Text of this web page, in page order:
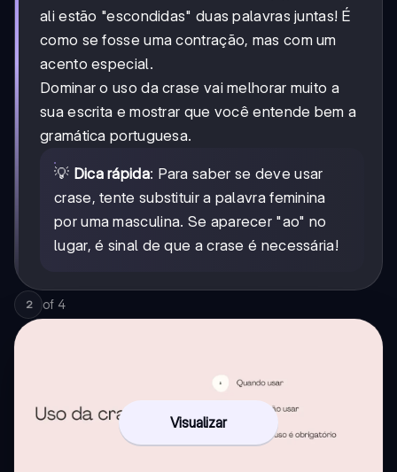
ali estão "escondidas" duas palavras juntas! É
como se fosse uma contração, mas com um
acento especial.
Dominar o uso da crase vai melhorar muito a
sua escrita e mostrar que você entende bem a
gramática portuguesa.
💡 Dica rápida: Para saber se deve usar
crase, tente substituir a palavra feminina
por uma masculina. Se aparecer "ao" no
lugar, é sinal de que a crase é necessária!
2 of 4
Visualizar